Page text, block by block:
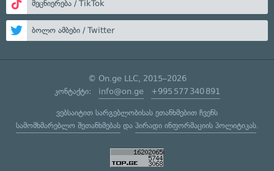
მეცნიერება / TikTok
ბოლო ამბები / Twitter
© On.ge LLC, 2015–2026
კონტაქტი: info@on.ge +995 577 340 891
ვებსაიტით სარგებლობისას ეთანხმებით ჩვენს
სამომხმარებლო შეთანხმებასდა პირადი ინფორმაციის პოლიტიკას.